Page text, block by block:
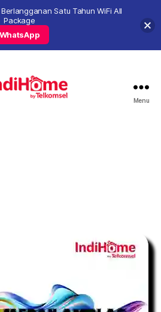
Menu
Satu Tahun WiFi All
Package
WhatsApp